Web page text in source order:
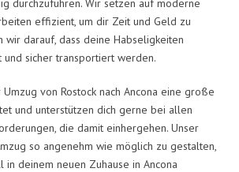
durchzuführen. Wir setzen auf moderne
effizient, um dir Zeit und Geld zu
wir darauf, dass deine Habseligkeiten
sicher transportiert werden.
von Rostock nach Ancona eine große
und unterstützen dich gerne bei allen
die damit einhergehen. Unser
so angenehm wie möglich zu gestalten,
in deinem neuen Zuhause in Ancona